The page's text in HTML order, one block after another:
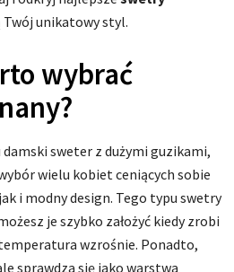
unikatowy styl.
wybrać
sweter z dużymi guzikami,
wielu kobiet ceniących sobie
i modny design. Tego typu swetry
je szybko założyć kiedy zrobi
wzrośnie. Ponadto,
sprawdza się jako warstwa